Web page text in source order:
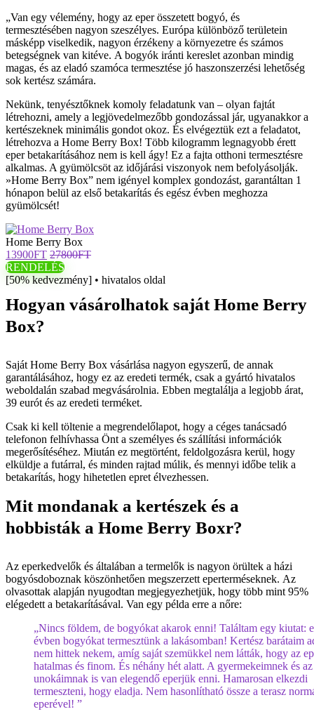
„Van egy vélemény, hogy az eper összetett bogyó, és
termesztésében nagyon szeszélyes. Európa különböző területein
másképp viselkedik, nagyon érzékeny a környezetre és számos
betegségnek van kitéve. A bogyók iránti kereslet azonban mindig
magas, és az eladó szamóca termesztése jó haszonszerzési lehetőség
sok kertész számára.
Nekünk, tenyésztőknek komoly feladatunk van – olyan fajtát
létrehozni, amely a legjövedelmezőbb gondozással jár, ugyanakkor a
kertészeknek minimális gondot okoz. És elvégeztük ezt a feladatot,
létrehozva a Home Berry Box! Több kilogramm legnagyobb érett
eper betakarításához nem is kell ágy! Ez a fajta otthoni termesztésre
alkalmas. A gyümölcsöt az időjárási viszonyok nem befolyásolják.
»Home Berry Box” nem igényel komplex gondozást, garantáltan 1
hónapon belül az első betakarítás és egész évben meghozza
gyümölcsét!
Home Berry Box
13900FT 27800FT
RENDELÉS
[50% kedvezmény] • hivatalos oldal
Hogyan vásárolhatok saját Home Berry
Box?
Saját Home Berry Box vásárlása nagyon egyszerű, de annak
garantálásához, hogy ez az eredeti termék, csak a gyártó hivatalos
weboldalán szabad megvásárolnia. Ebben megtalálja a legjobb árat,
39 eurót és az eredeti terméket.
Csak ki kell töltenie a megrendelőlapot, hogy a céges tanácsadó
telefonon felhívhassa Önt a személyes és szállítási információk
megerősítéséhez. Miután ez megtörtént, feldolgozásra kerül, hogy
elküldje a futárral, és minden rajtad múlik, és mennyi időbe telik a
betakarítás, hogy hihetetlen epret élvezhessen.
Mit mondanak a kertészek és a
hobbisták a Home Berry Boxr?
Az eperkedvelők és általában a termelők is nagyon örültek a házi
bogyósdoboznak köszönhetően megszerzett eperterméseknek. Az
olvasottak alapján nyugodtan megjegyezhetjük, hogy több mint 95%
elégedett a betakarításával. Van egy példa erre a nőre:
„Nincs földem, de bogyókat akarok enni! Találtam egy kiutat:
évben bogyókat termesztünk a lakásomban! Kertész barátaim
nem hittek nekem, amíg saját szemükkel nem látták, hogy az
hatalmas és finom. És néhány hét alatt. A gyermekeimnek és az
unokáimnak is van elegendő eperjük enni. Hamarosan elkezdi
termeszteni, hogy eladja. Nem hasonlítható össze a terasz
eperével! ”